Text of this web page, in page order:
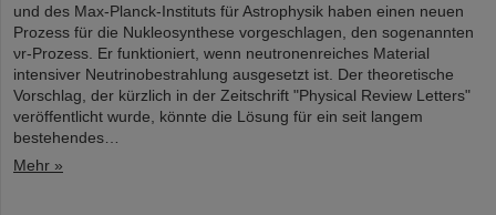
und des Max-Planck-Instituts für Astrophysik haben einen neuen
Prozess für die Nukleosynthese vorgeschlagen, den sogenannten
νr-Prozess. Er funktioniert, wenn neutronenreiches Material
intensiver Neutrinobestrahlung ausgesetzt ist. Der theoretische
Vorschlag, der kürzlich in der Zeitschrift "Physical Review Letters"
veröffentlicht wurde, könnte die Lösung für ein seit langem
bestehendes…
Mehr »